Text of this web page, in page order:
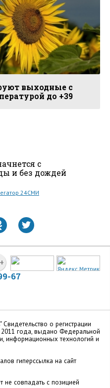
выходные с
до +39
с
и без дождей
24СМИ
67
Cвидетельство о регистрации
года, выдано Федеральной
информационных технологий и
гиперссылка на сайт
не совпадать с позицией